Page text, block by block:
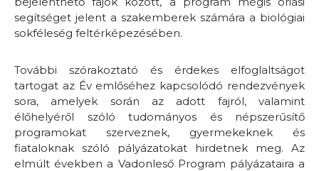
segítséget jelent a szakemberek számára a biológiai
sokféleség feltérképezésében.
További szórakoztató és érdekes elfoglaltságot
tartogat az Év emlőséhez kapcsolódó rendezvények
sora, amelyek során az adott fajról, valamint
élőhelyéről szóló tudományos és népszerűsítő
programokat szerveznek, gyermekeknek és
fiataloknak szóló pályázatokat hirdetnek meg. Az
elmúlt években a Vadonleső Program pályázataira a